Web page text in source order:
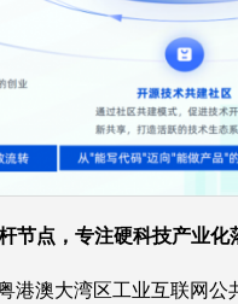
节点，专注硬科技产业化
港澳大湾区工业互联网